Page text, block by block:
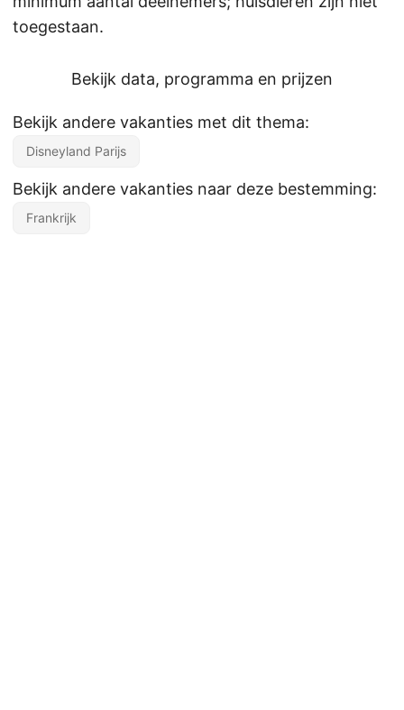
toegestaan.
Bekijk data, programma en prijzen
Bekijk andere vakanties met dit thema:
Disneyland Parijs
Bekijk andere vakanties naar deze bestemming:
Frankrijk